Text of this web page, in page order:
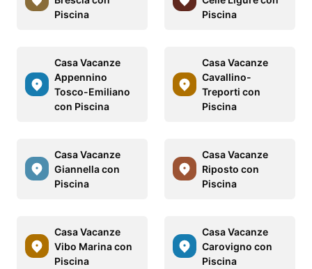
Piscina
Piscina
Casa Vacanze
Appennino
Tosco-Emiliano
con Piscina
Casa Vacanze
Cavallino-
Treporti con
Piscina
Casa Vacanze
Giannella con
Piscina
Casa Vacanze
Riposto con
Piscina
Casa Vacanze
Vibo Marina con
Piscina
Casa Vacanze
Carovigno con
Piscina